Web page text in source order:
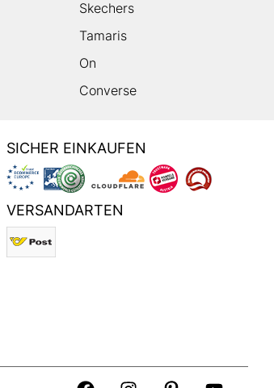
Skechers
Tamaris
On
Converse
SICHER EINKAUFEN
VERSANDARTEN